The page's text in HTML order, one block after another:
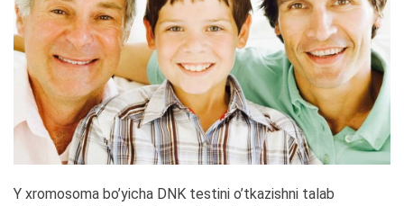
Y xromosoma bo’yicha DNK testini o’tkazishni talab